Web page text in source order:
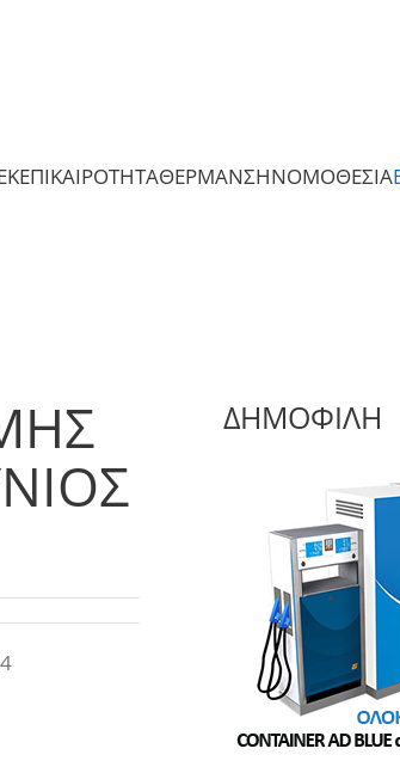
ΕΠΙΚΑΙΡΟΤΗΤΑΘΕΡΜΑΝΣΗΝΟΜΟΘΕΣΙΑ
ΔΗΜΟΦΙΛΗ